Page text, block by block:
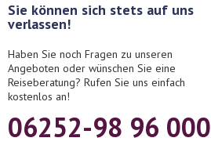
Sie können sich stets auf uns
verlassen!
Haben Sie noch Fragen zu unseren
Angeboten oder wünschen Sie eine
Reiseberatung? Rufen Sie uns einfach
kostenlos an!
06252-98 96 000